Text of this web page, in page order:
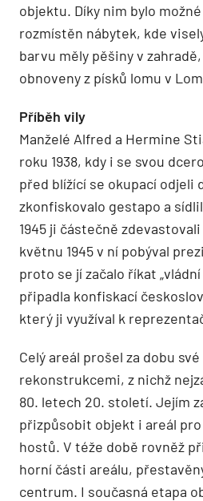
objektu. Díky nim bylo
rozmístěn nábytek, kde
barvu měly pěšiny v
obnoveny z písků lomu v
Příběh vily
Manželé Alfred a Hermine
roku 1938, kdy i se svou
před blížící se okupací odjeli
zkonfiskovalo gestapo a
1945 ji částečně
květnu 1945 v ní pobýval
proto se jí začalo říkat „vládní
připadla konfiskací
který ji využíval k
Celý areál prošel za dobu
rekonstrukcemi, z nichž
80. letech 20. století. Jejím
přizpůsobit objekt i areál
hostů. V téže době rovněž
horní části areálu,
centrum. I současná etapa